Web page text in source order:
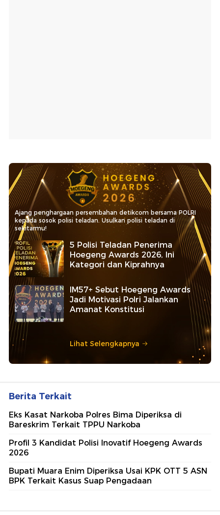
kepada sosok polisi teladan. Usulkan polisi teladan di
5 Polisi Teladan Penerima
Hoegeng Awards 2026, Ini
Kategori dan Kiprahnya
Jadi Motivasi Polri Jalankan
Amanat Konstitusi